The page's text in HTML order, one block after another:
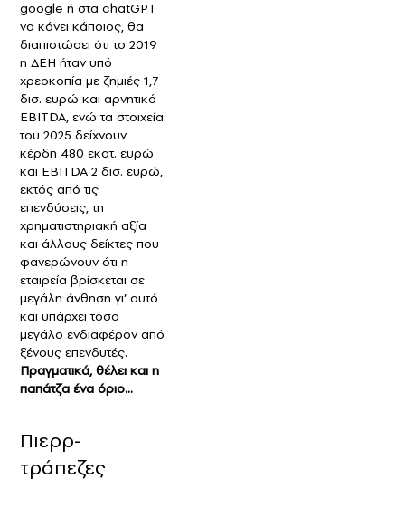
google ή στα chatGPT
να κάνει κάποιος, θα
διαπιστώσει ότι το 2019
η ΔΕΗ ήταν υπό
χρεοκοπία με ζημιές 1,7
δισ. ευρώ και αρνητικό
EBITDA, ενώ τα στοιχεία
του 2025 δείχνουν
κέρδη 480 εκατ. ευρώ
και EBITDA 2 δισ. ευρώ,
εκτός από τις
επενδύσεις, τη
χρηματιστηριακή αξία
και άλλους δείκτες που
φανερώνουν ότι η
εταιρεία βρίσκεται σε
μεγάλη άνθηση γι’ αυτό
και υπάρχει τόσο
μεγάλο ενδιαφέρον από
ξένους επενδυτές.
Πραγματικά, θέλει και η
παπάτζα ένα όριο…
Πιερρ-
τράπεζες